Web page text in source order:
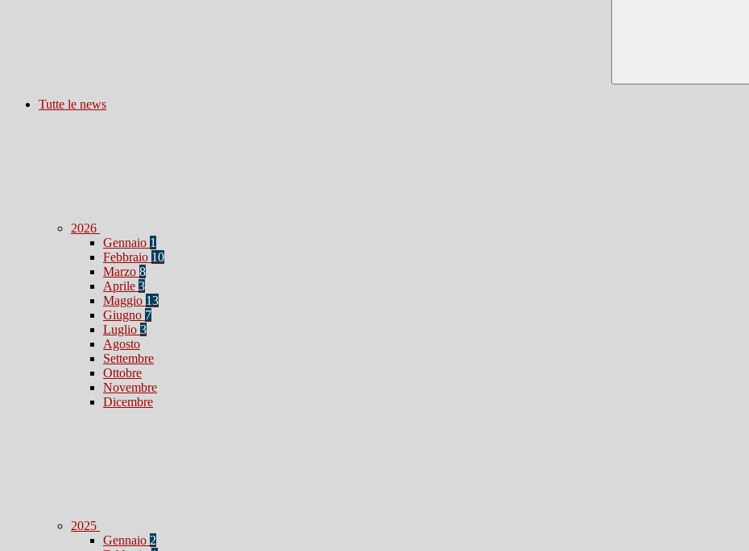
Tutte le news
2026
Gennaio 1
Febbraio 10
Marzo 8
Aprile 3
Maggio 13
Giugno 7
Luglio 3
Agosto
Settembre
Ottobre
Novembre
Dicembre
2025
Gennaio 2